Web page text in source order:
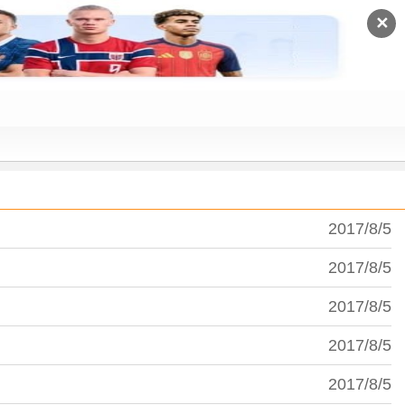
✕
2017/8/5
2017/8/5
2017/8/5
2017/8/5
2017/8/5